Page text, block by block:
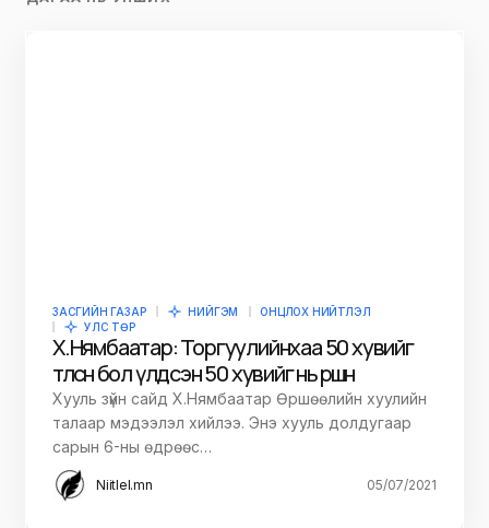
ЗАСГИЙН ГАЗАР НИЙГЭМ
ОНЦЛОХ НИЙТЛЭЛ
УЛС ТӨР
Х.Нямбаатар: Торгуулийнхаа 50 хувийг
төлсөн бол үлдсэн 50 хувийг нь өршөөнө
Хууль зүйн сайд Х.Нямбаатар Өршөөлийн хуулийн
талаар мэдээлэл хийлээ. Энэ хууль долдугаар
сарын 6-ны өдрөөс…
Niitlel.mn 05/07/2021